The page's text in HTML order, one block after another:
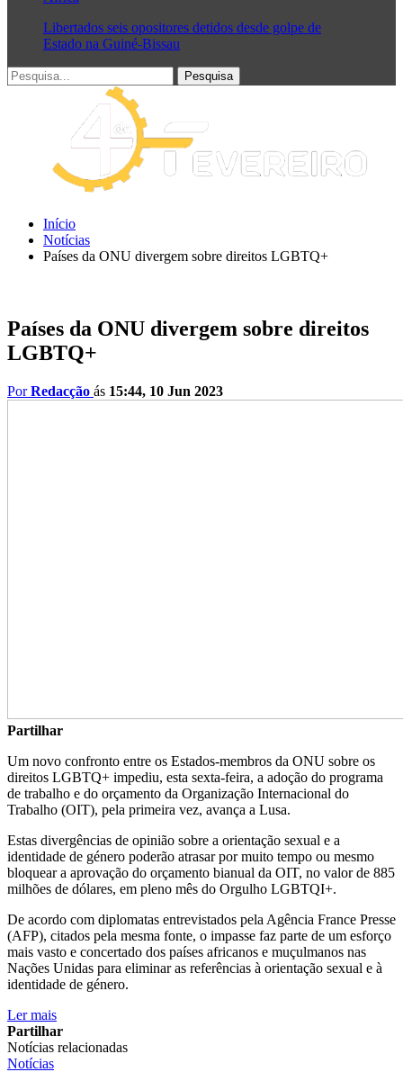
Libertados seis opositores detidos desde golpe de
Estado na Guiné-Bissau
Início
Notícias
Países da ONU divergem sobre direitos LGBTQ+
Países da ONU divergem sobre direitos
LGBTQ+
PorRedacção ás 15:44, 10 Jun 2023
Partilhar
Um novo confronto entre os Estados-membros da ONU sobre os
direitos LGBTQ+ impediu, esta sexta-feira, a adoção do programa
de trabalho e do orçamento da Organização Internacional do
Trabalho (OIT), pela primeira vez, avança a Lusa.
Estas divergências de opinião sobre a orientação sexual e a
identidade de género poderão atrasar por muito tempo ou mesmo
bloquear a aprovação do orçamento bianual da OIT, no valor de 885
milhões de dólares, em pleno mês do Orgulho LGBTQI+.
De acordo com diplomatas entrevistados pela Agência France Presse
(AFP), citados pela mesma fonte, o impasse faz parte de um esforço
mais vasto e concertado dos países africanos e muçulmanos nas
Nações Unidas para eliminar as referências à orientação sexual e à
identidade de género.
Ler mais
Partilhar
Notícias relacionadas
Notícias